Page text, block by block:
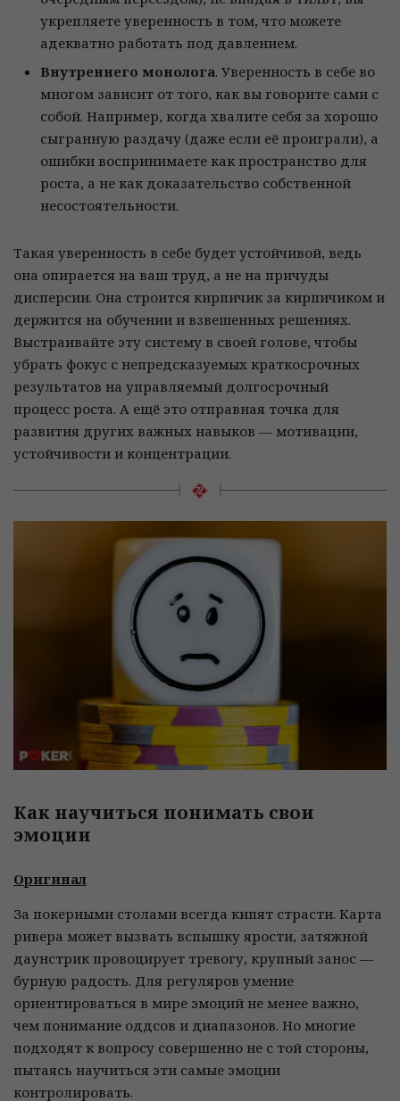
укрепляете уверенность в том, что можете
адекватно работать под давлением.
Внутреннего монолога. Уверенность в себе во
многом зависит от того, как вы говорите сами с
собой. Например, когда хвалите себя за хорошо
сыгранную раздачу (даже если её проиграли), а
ошибки воспринимаете как пространство для
роста, а не как доказательство собственной
несостоятельности.
Такая уверенность в себе будет устойчивой, ведь
она опирается на ваш труд, а не на причуды
дисперсии. Она строится кирпичик за кирпичиком и
держится на обучении и взвешенных решениях.
Выстраивайте эту систему в своей голове, чтобы
убрать фокус с непредсказуемых краткосрочных
результатов на управляемый долгосрочный
процесс роста. А ещё это отправная точка для
развития других важных навыков — мотивации,
устойчивости и концентрации.
Как научиться понимать свои
эмоции
Оригинал
За покерными столами всегда кипят страсти. Карта
ривера может вызвать вспышку ярости, затяжной
даунстрик провоцирует тревогу, крупный занос —
бурную радость. Для регуляров умение
ориентироваться в мире эмоций не менее важно,
чем понимание оддсов и диапазонов. Но многие
подходят к вопросу совершенно не с той стороны,
пытаясь научиться эти самые эмоции
контролировать.